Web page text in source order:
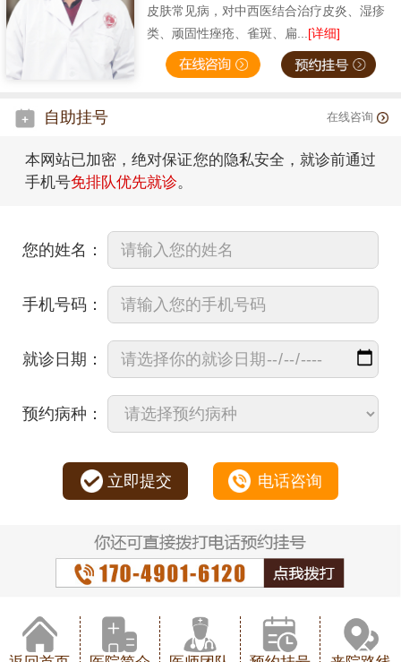
皮肤常见病，对中西医结合治疗皮炎、湿疹
类、顽固性痤疮、雀斑、扁...[详细]
自助挂号 在线咨询
本网站已加密，绝对保证您的隐私安全，就诊前通过
手机号免排队优先就诊。
您的姓名：
手机号码：
就诊日期：
预约病种：
立即提交 电话咨询